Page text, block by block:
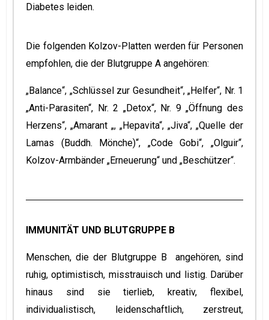
Diabetes leiden.
Die folgenden Kolzov-Platten werden für Personen
empfohlen, die der Blutgruppe A angehören:
„Balance“, „Schlüssel zur Gesundheit“, „Helfer“, Nr. 1
„Anti-Parasiten“, Nr. 2 „Detox“, Nr. 9 „Öffnung des
Herzens“, „Amarant „, „Hepavita“, „Jiva“, „Quelle der
Lamas (Buddh. Mönche)“, „Code Gobi“, „Olguir“,
Kolzov-Armbänder „Erneuerung“ und „Beschützer“.
IMMUNITÄT UND BLUTGRUPPE B
Menschen, die der Blutgruppe B angehören, sind
ruhig, optimistisch, misstrauisch und listig. Darüber
hinaus sind sie tierlieb, kreativ, flexibel,
individualistisch, leidenschaftlich, zerstreut,